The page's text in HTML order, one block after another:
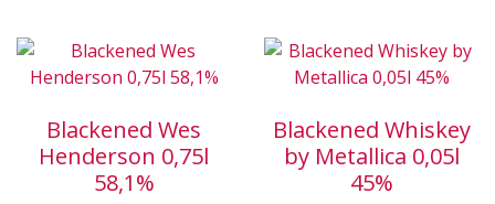
Blackened Wes
Henderson 0,75l
58,1%
Blackened Whiskey
by Metallica 0,05l
45%